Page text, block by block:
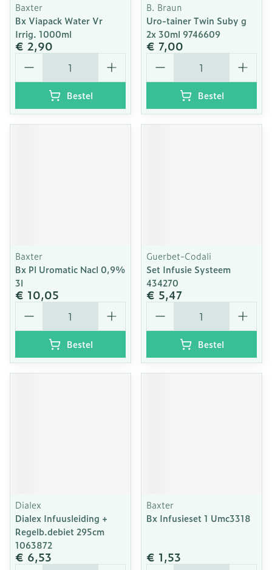
Baxter
Bx Viapack Water Vr
Irrig. 1000ml
€ 2,90
Aantal
Bestel
B. Braun
Uro-tainer Twin Suby g
2x 30ml 9746609
€ 7,00
Aantal
Bestel
Baxter
Bx Pl Uromatic Nacl 0,9%
3l
€ 10,05
Aantal
Bestel
Guerbet-Codali
Set Infusie Systeem
434270
€ 5,47
Aantal
Bestel
Dialex
Dialex Infuusleiding +
Regelb.debiet 295cm
1063872
€ 6,53
Baxter
Bx Infusieset 1 Umc3318
€ 1,53